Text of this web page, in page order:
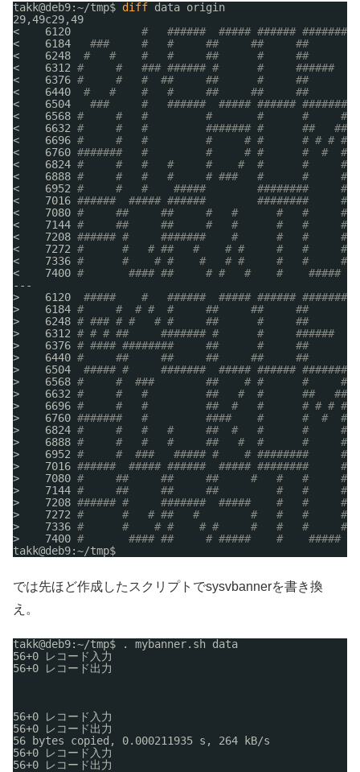
takk@deb9:~/tmp$ diff data origin
29,49c29,49
<    6120 #   ######  ##### ######
<    6184 ###     #   #     ##     ##     ##      #
<    6248 #   #    #   #     ##      #     ##
<    6312 #     #   ### ###### #      #     ######
<    6376 #     #   #  ##     ##      #     ##      #
<    6440 #   #    #   #     ##     ##     ##      #
<    6504 ###     #   ######  ##### ######
<    6568 #     #   #         #       #      #     ##
<    6632 #     #   #         ####### #      ##
<    6696 #     #   #         #     # #      # # # ##
<    6760 #######   #         #     # #      #  #  ##
<    6824 #     #   #   #     #    #  #      #     ##
<    6888 #     #   #   #     # ###   #      #     ##
<    6952 #     #   #    #####        ########     ##
<    7016 ######  ##### ######        ########     ##
<    7080 #     ##     ##     #   #      #   #     ##
<    7144 #     ##     ##     #   #      #   #     ##
<    7208 ###### #     #######    #      #   #
<    7272 #      #   # ##   #    # #     #   #     #
<    7336 #      #    # #    #   # #     #   #     #
<    7400 #       #### ##     # #   #    #    #####
---
>    6120 #####    #   ######  ##### ######
>    6184 #     #  # #  #     ##     ##     ##      #
>    6248 # ### # #   # #     ##      #     ##
>    6312 # # # ##     ####### #      #     ######
>    6376 # #### ########     ##      #     ##      #
>    6440 #     ##     ##     ##     ##     ##      #
>    6504 ##### #     #######  ##### ######
>    6568 #     #  ###        ##    # #      #     ##
>    6632 #     #   #         ##   #  #      ##
>    6696 #     #   #         ##  #   #      # # # ##
>    6760 #######   #         ####    #      #  #
>    6824 #     #   #   #     ##  #   #      #     ##
>    6888 #     #   #   #     ##   #  #      #     ##
>    6952 #     #  ###   ##### #    # ########     ##
>    7016 ######  ##### ######  ##### ########     ##
>    7080 #     ##     ##     ##     #   #   #     ##
>    7144 #     ##     ##     ##         #   #
>    7208 ###### #     #######  #####    #   #
>    7272 #      #   # ##   #        #   #   #     #
>    7336 #      #    # #    # #     #   #   #     #
>    7400 #       #### ##     # #####    #    #####
takk@deb9:~/tmp$
では先ほど作成したスクリプトでsysvbannerを書き換
え。
takk@deb9:~/tmp$ . mybanner.sh data
56+0 レコード入力
56+0 レコード出力
56+0 レコード入力
56+0 レコード出力
56 bytes copied, 0.000211935 s, 264 kB/s
56+0 レコード入力
56+0 レコード出力